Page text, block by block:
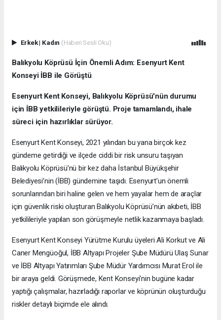
Erkek| Kadın (Haberi Sesli Oku)
Balıkyolu Köprüsü İçin Önemli Adım: Esenyurt Kent
Konseyi İBB ile Görüştü
Esenyurt Kent Konseyi, Balıkyolu Köprüsü'nün durumu
için İBB yetkilileriyle görüştü. Proje tamamlandı, ihale
süreci için hazırlıklar sürüyor.
Esenyurt Kent Konseyi, 2021 yılından bu yana birçok kez
gündeme getirdiği ve ilçede ciddi bir risk unsuru taşıyan
Balıkyolu Köprüsü’nü bir kez daha İstanbul Büyükşehir
Belediyesi’nin (İBB) gündemine taşıdı. Esenyurt’un önemli
sorunlarından biri haline gelen ve hem yayalar hem de araçlar
için güvenlik riski oluşturan Balıkyolu Köprüsü’nün akıbeti, İBB
yetkilileriyle yapılan son görüşmeyle netlik kazanmaya başladı.
Esenyurt Kent Konseyi Yürütme Kurulu üyeleri Ali Korkut ve Ali
Caner Mengüoğul, İBB Altyapı Projeler Şube Müdürü Ulaş Sunar
ve İBB Altyapı Yatırımları Şube Müdür Yardımcısı Murat Erol ile
bir araya geldi. Görüşmede, Kent Konseyi'nin bugüne kadar
yaptığı çalışmalar, hazırladığı raporlar ve köprünün oluşturduğu
riskler detaylı biçimde ele alındı.